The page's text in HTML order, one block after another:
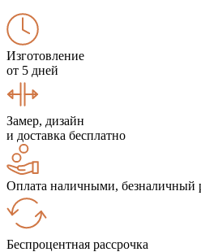
Изготовление
от 5 дней
Замер, дизайн
и доставка бесплатно
Оплата наличными, безналичный
Беспроцентная рассрочка